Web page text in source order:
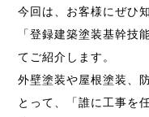
今回は、お客様にぜひ
「登録建築塗装基幹技
てご紹介します。
外壁塗装や屋根塗装、
とって、「誰に工事を